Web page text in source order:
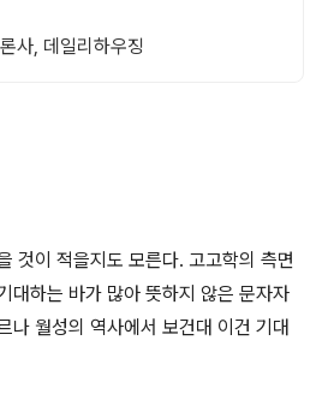
사, 데일리하우징
것이 적을지도 모른다. 고고학의 측면
대하는 바가 많아 뜻하지 않은 문자자
나 월성의 역사에서 보건대 이건 기대